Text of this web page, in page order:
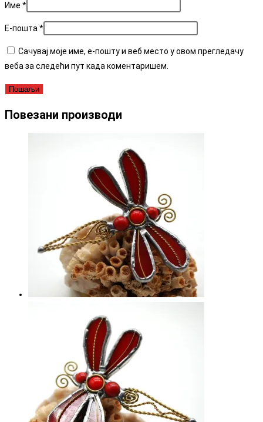
Име *
Е-пошта*
Сачувај моје име, е-пошту и веб место у овом прегледачу
веба за следећи пут када коментаришем.
Повезани производи